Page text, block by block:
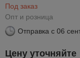
Под заказ
Опт и розница
Отправка с 06
Цену уточняйте